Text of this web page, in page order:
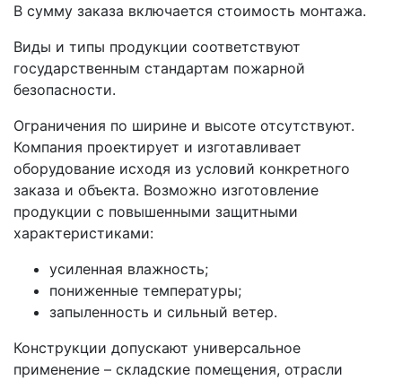
В сумму заказа включается стоимость монтажа.
Виды и типы продукции соответствуют
государственным стандартам пожарной
безопасности.
Ограничения по ширине и высоте отсутствуют.
Компания проектирует и изготавливает
оборудование исходя из условий конкретного
заказа и объекта. Возможно изготовление
продукции с повышенными защитными
характеристиками:
усиленная влажность;
пониженные температуры;
запыленность и сильный ветер.
Конструкции допускают универсальное
применение – складские помещения, отрасли